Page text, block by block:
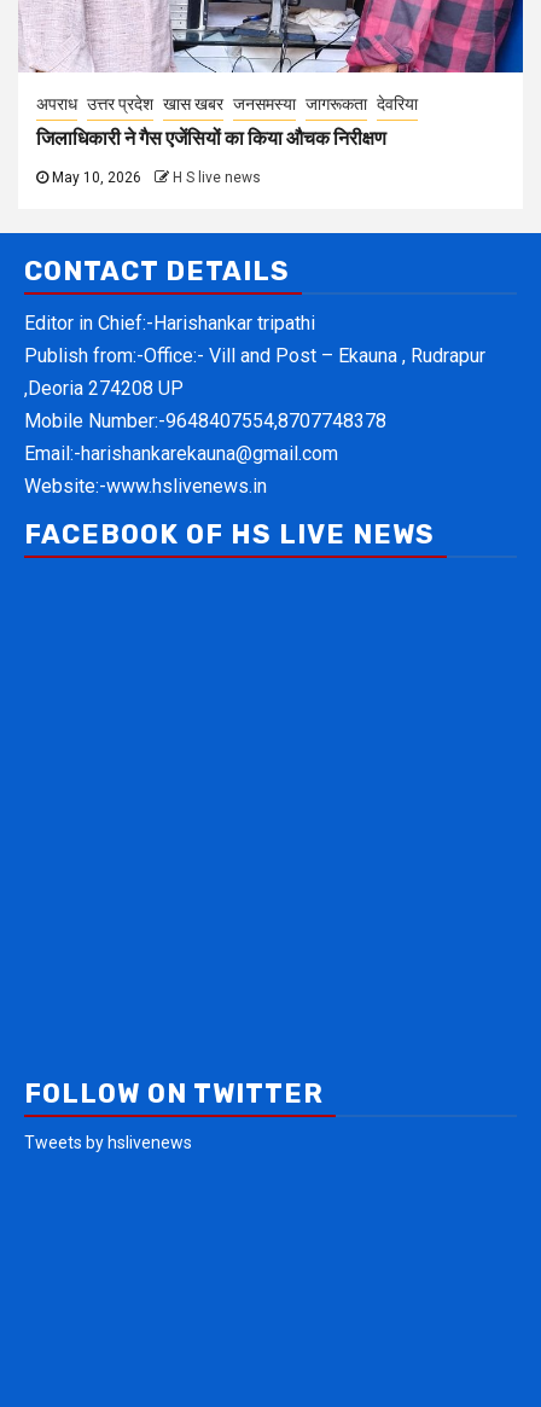
अपराध उत्तर प्रदेश खास खबर जनसमस्या जागरूकता देवरिया
जिलाधिकारी ने गैस एजेंसियों का किया औचक निरीक्षण
May 10, 2026 H S live news
CONTACT DETAILS
Editor in Chief:-Harishankar tripathi
Publish from:-Office:- Vill and Post – Ekauna , Rudrapur
,Deoria 274208 UP
Mobile Number:-9648407554,8707748378
Email:-harishankarekauna@gmail.com
Website:-www.hslivenews.in
FACEBOOK OF HS LIVE NEWS
FOLLOW ON TWITTER
Tweets by hslivenews